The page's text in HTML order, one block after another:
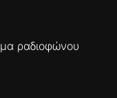
ραδιοφώνου